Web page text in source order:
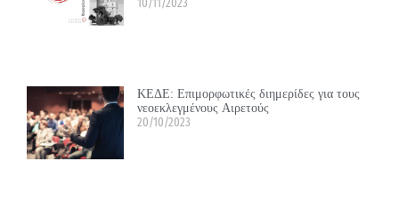
10/11/2023
ΚΕΔΕ: Επιμορφωτικές διημερίδες για τους
νεοεκλεγμένους Αιρετούς
20/10/2023